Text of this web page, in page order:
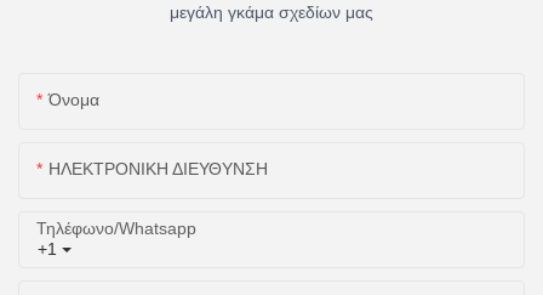
μεγάλη γκάμα σχεδίων μας
Όνομα
ΗΛΕΚΤΡΟΝΙΚΗ ΔΙΕΥΘΥΝΣΗ
+1
Τηλέφωνο/whatsapp